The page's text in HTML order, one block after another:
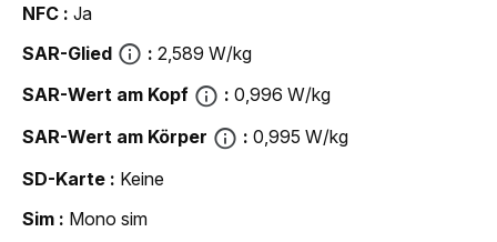
NFC
Ja
SAR-Glied
2,589 W/kg
SAR-Wert am Kopf
0,996 W/kg
SAR-Wert am Körper
0,995 W/kg
SD-Karte
Keine
Sim
Mono sim